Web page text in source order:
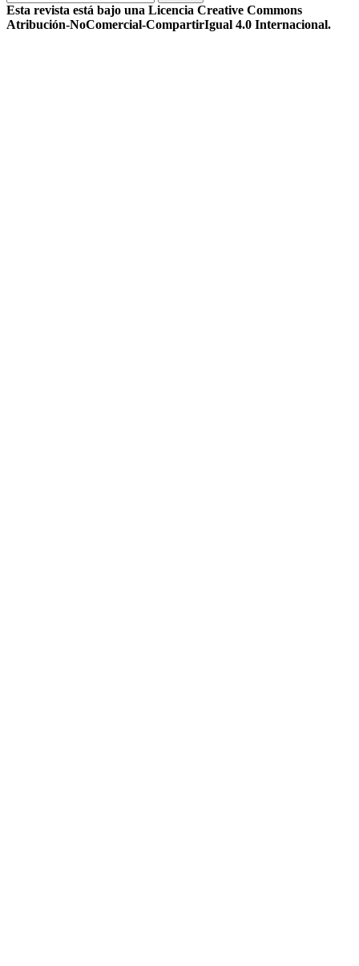
Esta revista está bajo una Licencia Creative Commons
Atribución-NoComercial-CompartirIgual 4.0 Internacional.